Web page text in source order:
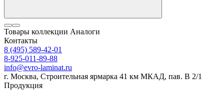
Товары коллекции Аналоги
Контакты
8 (495) 589-42-01
8-925-011-89-88
info@evro-laminat.ru
г. Москва, Строительная ярмарка 41 км МКАД, пав. В 2/1
Продукция